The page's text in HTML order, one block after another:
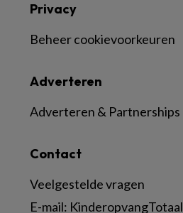
Contact
Veelgestelde vragen
E-mail: KinderopvangTotaal
Adverteren
Adverteren & Partnerships
Privacy
Beheer cookievoorkeuren